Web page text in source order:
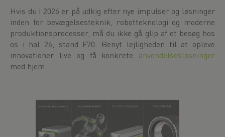
Hvis du i 2026 er på udkig efter nye impulser og løsninger
inden for bevægelsesteknik, robotteknologi og moderne
produktionsprocesser, må du ikke gå glip af et besøg hos
os i hal 26, stand F70. Benyt lejligheden til at opleve
innovationer live og få konkrete anvendelsesløsninger
med hjem.